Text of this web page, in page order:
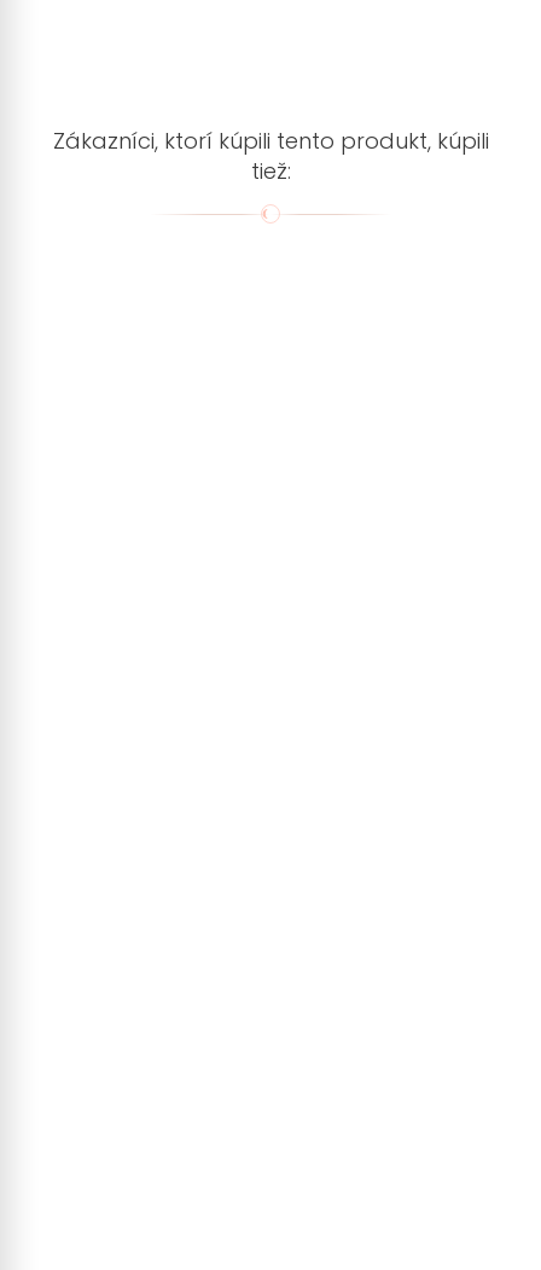
Zákazníci, ktorí kúpili tento produkt, kúpili
tiež: